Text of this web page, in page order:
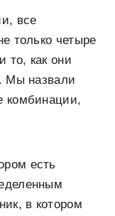
все
только четыре
то, как они
Мы назвали
комбинации,
есть
в котором